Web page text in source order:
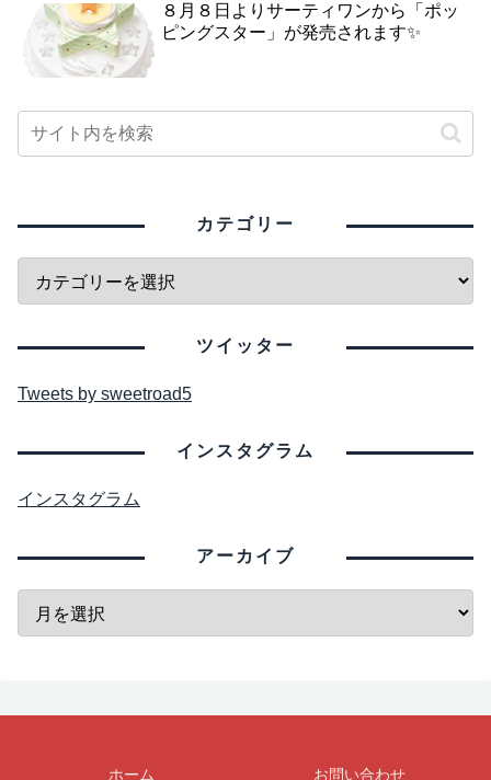
８月８日よりサーティワンから「ポッ
ピングスター」が発売されます✨
カテゴリー
ツイッター
Tweets by sweetroad5
インスタグラム
インスタグラム
アーカイブ
ホーム お問い合わせ